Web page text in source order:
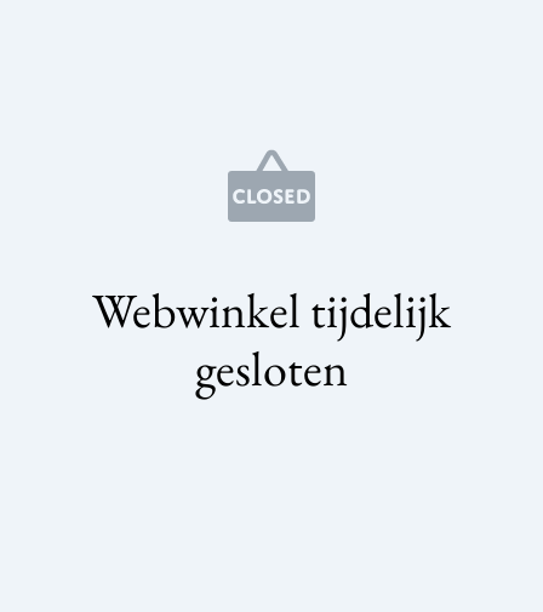
Webwinkel tijdelijk
gesloten